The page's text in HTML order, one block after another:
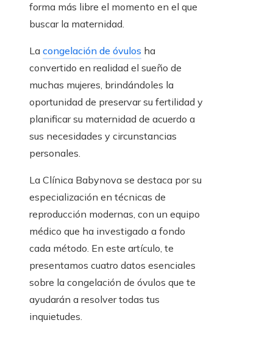
forma más libre el momento en el que
buscar la maternidad.
La congelación de óvulos ha
convertido en realidad el sueño de
muchas mujeres, brindándoles la
oportunidad de preservar su fertilidad y
planificar su maternidad de acuerdo a
sus necesidades y circunstancias
personales.
La Clínica Babynova se destaca por su
especialización en técnicas de
reproducción modernas, con un equipo
médico que ha investigado a fondo
cada método. En este artículo, te
presentamos cuatro datos esenciales
sobre la congelación de óvulos que te
ayudarán a resolver todas tus
inquietudes.